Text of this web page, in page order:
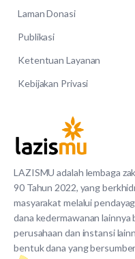
LAZISMU adalah lembaga
90 Tahun 2022, yang
masyarakat melalui
dana kedermawanan lainnya
perusahaan dan instansi
bentuk dana yang
Laman Donasi
Publikasi
Ketentuan Layanan
Kebijakan Privasi